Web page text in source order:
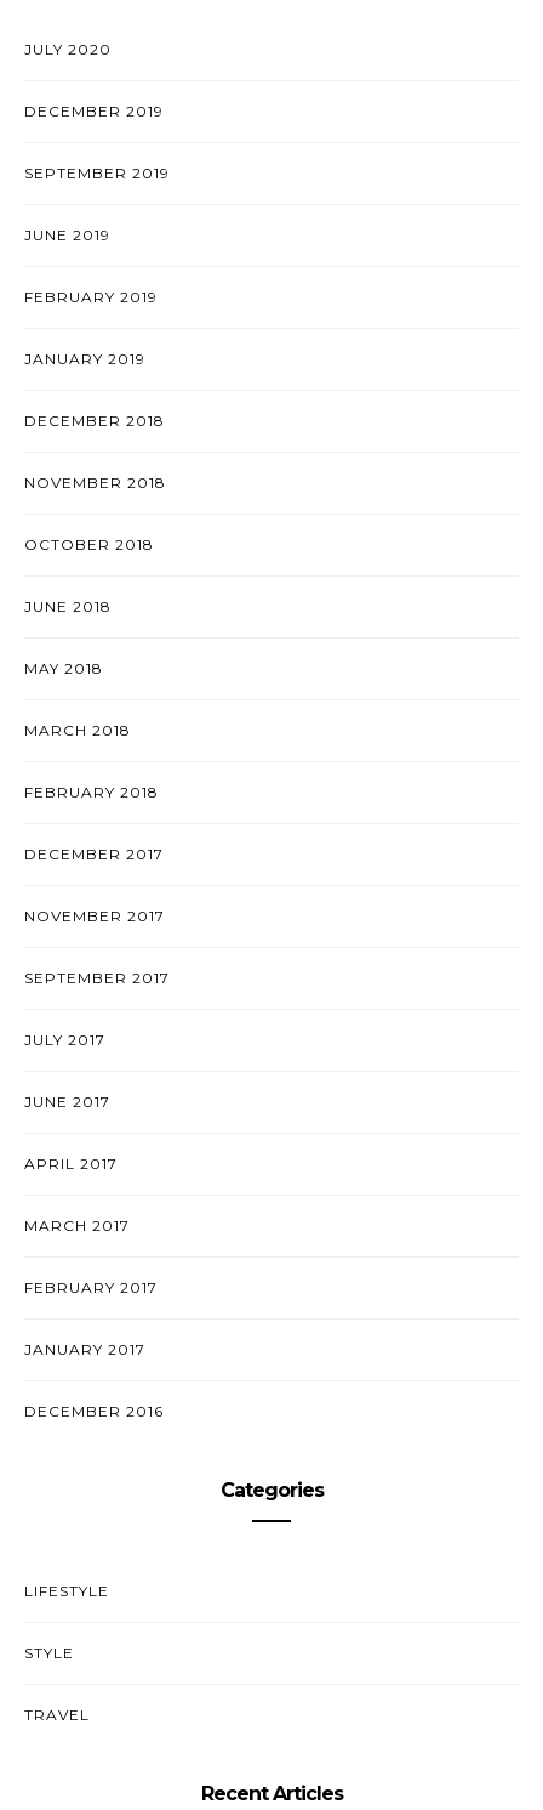
JULY 2020
DECEMBER 2019
SEPTEMBER 2019
JUNE 2019
FEBRUARY 2019
JANUARY 2019
DECEMBER 2018
NOVEMBER 2018
OCTOBER 2018
JUNE 2018
MAY 2018
MARCH 2018
FEBRUARY 2018
DECEMBER 2017
NOVEMBER 2017
SEPTEMBER 2017
JULY 2017
JUNE 2017
APRIL 2017
MARCH 2017
FEBRUARY 2017
JANUARY 2017
DECEMBER 2016
Categories
LIFESTYLE
STYLE
TRAVEL
Recent Articles